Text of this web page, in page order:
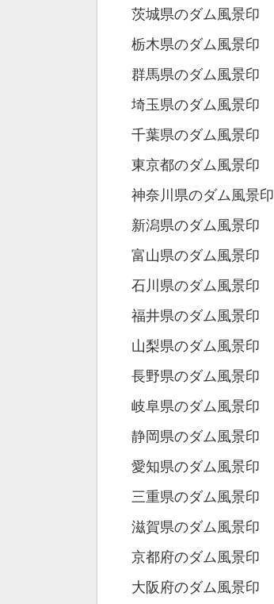
茨城県のダム風景印
栃木県のダム風景印
群馬県のダム風景印
埼玉県のダム風景印
千葉県のダム風景印
東京都のダム風景印
神奈川県のダム風景印
新潟県のダム風景印
富山県のダム風景印
石川県のダム風景印
福井県のダム風景印
山梨県のダム風景印
長野県のダム風景印
岐阜県のダム風景印
静岡県のダム風景印
愛知県のダム風景印
三重県のダム風景印
滋賀県のダム風景印
京都府のダム風景印
大阪府のダム風景印